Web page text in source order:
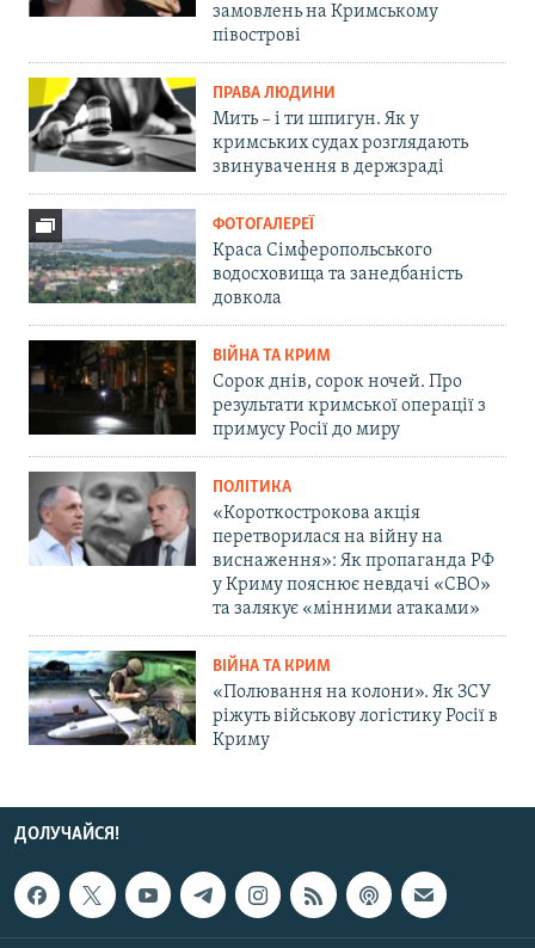
замовлень на Кримському
півострові
ПРАВА ЛЮДИНИ
Мить – і ти шпигун. Як у
кримських судах розглядають
звинувачення в держзраді
ФОТОГАЛЕРЕЇ
Краса Сімферопольського
водосховища та занедбаність
довкола
ВІЙНА ТА КРИМ
Сорок днів, сорок ночей. Про
результати кримської операції з
примусу Росії до миру
ПОЛІТИКА
«Короткострокова акція
перетворилася на війну на
виснаження»: Як пропаганда РФ
у Криму пояснює невдачі «СВО»
та залякує «мінними атаками»
ВІЙНА ТА КРИМ
«Полювання на колони». Як ЗСУ
ріжуть військову логістику Росії в
Криму
ДОЛУЧАЙСЯ!